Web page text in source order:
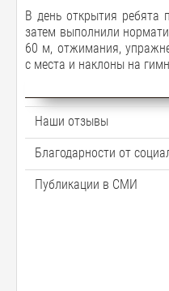
В день открытия ребята
затем выполнили
60 м, отжимания,
с места и наклоны на
Наши отзывы
Благодарности от
Публикации в СМИ